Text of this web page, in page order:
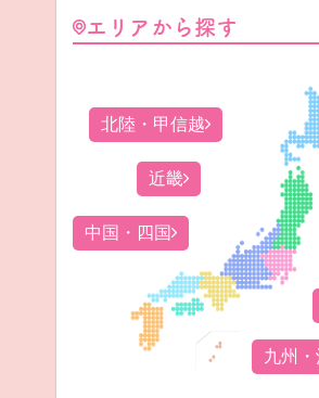
エリアから探す
北陸・甲信越
近畿
中国・四国
九州・